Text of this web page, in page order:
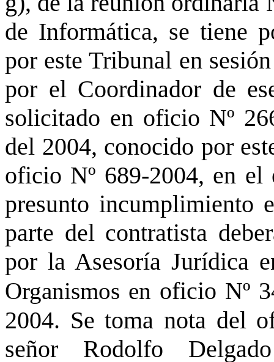
de Informática, se tiene
por este Tribunal en
por el Coordinador de
solicitado en oficio Nº
del 2004, conocido por
oficio Nº 689-2004, en el
presunto incumplimiento
parte del contratista
por la Asesoría Jurídica
Organismos en oficio Nº
2004. Se toma nota del
señor Rodolfo